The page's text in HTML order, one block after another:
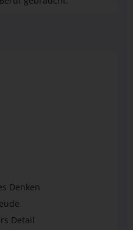
Denken
Detail